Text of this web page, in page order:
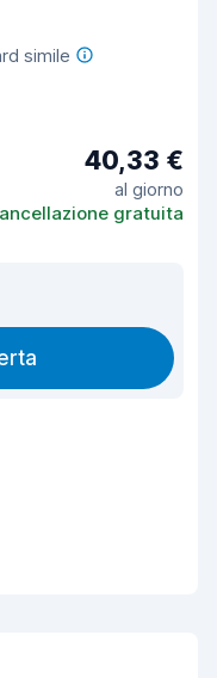
simile
40,33 €
al giorno
gratuita